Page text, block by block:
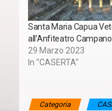
Santa Maria Capua
all’Anfiteatro Campano
29 Marzo 2023
In "CASERTA"
Categoria